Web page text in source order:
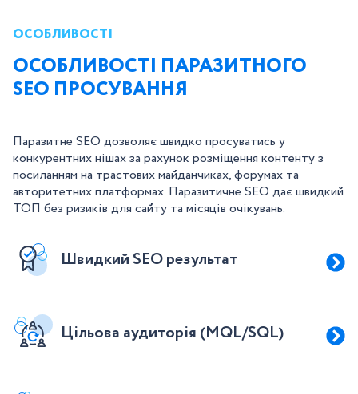
ОСОБЛИВОСТІ
ОСОБЛИВОСТІ ПАРАЗИТНОГО
SEO ПРОСУВАННЯ
Паразитне SEO дозволяє швидко просуватись у
конкурентних нішах за рахунок розміщення контенту з
посиланням на трастових майданчиках, форумах та
авторитетних платформах. Паразитичне SEO дає швидкий
ТОП без ризиків для сайту та місяців очікувань.
Швидкий SEO результат
Цільова аудиторія (MQL/SQL)